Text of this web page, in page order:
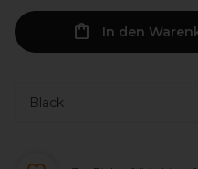
In den